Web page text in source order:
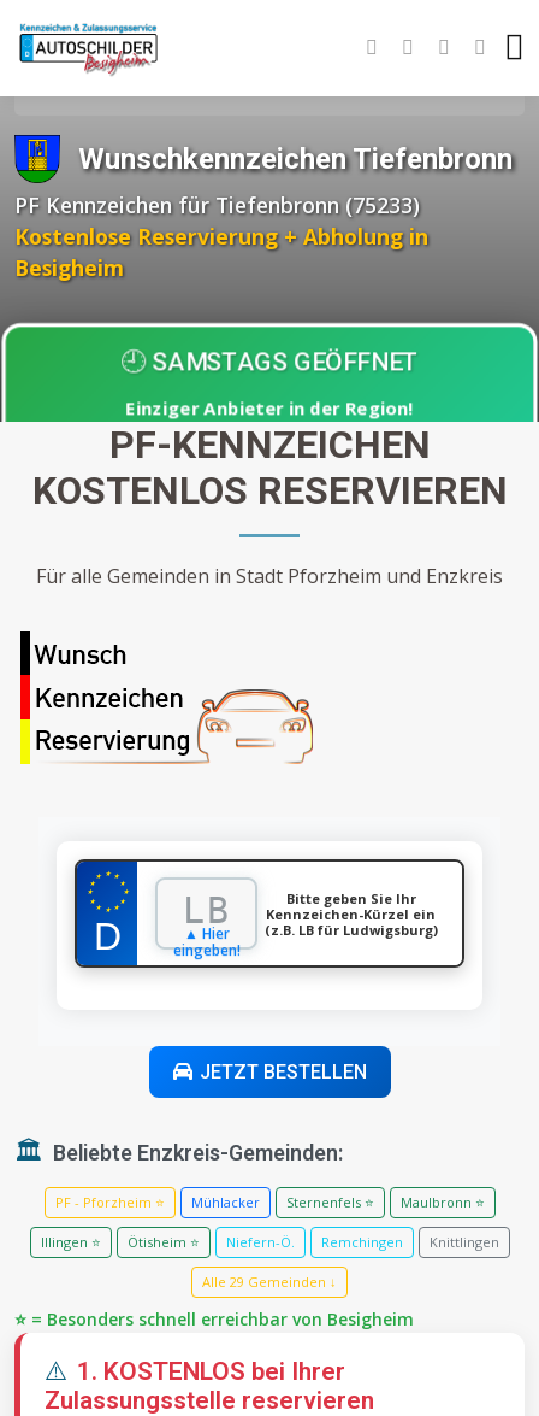
Startseite Wunschkennzeichen BW
Enzkreis
Tiefenbronn
Wunschkennzeichen Tiefenbronn
PF Kennzeichen für Tiefenbronn (75233)
Kostenlose Reservierung + Abholung in
Besigheim
🕘 SAMSTAGS GEÖFFNET
Einziger Anbieter in der Region!
Abholung nach30 Minuten
PF-KENNZEICHEN
KOSTENLOS RESERVIEREN
Für alle Gemeinden in Stadt Pforzheim und Enzkreis
★ ★
★
★
★
★
★
★
★
★
★
★
▲ Hier
eingeben!
Bitte geben Sie Ihr
Kennzeichen-Kürzel ein
(z.B. LB für Ludwigsburg)
JETZT BESTELLEN
🏛️ Beliebte Enzkreis-Gemeinden:
PF - Pforzheim ⭐ Mühlacker Sternenfels ⭐ Maulbronn ⭐
Illingen ⭐ Ötisheim ⭐ Niefern-Ö. Remchingen Knittlingen
Alle 29 Gemeinden ↓
⭐ = Besonders schnell erreichbar von Besigheim
⚠️ 1. KOSTENLOS bei Ihrer
Zulassungsstelle reservieren